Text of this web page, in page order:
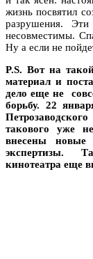
жизнь посвятил
разрушения.
несовместимы.
Ну а если не
P.S. Вот на
материал и
дело еще не
борьбу. 22
такового уже
внесены новые
экспертизы.
кинотеатра еще